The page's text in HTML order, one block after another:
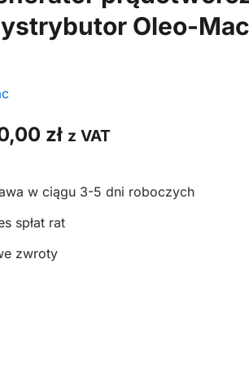
Oleo-Mac
zł z VAT
w ciągu 3-5 dni roboczych
spłat rat
zwroty